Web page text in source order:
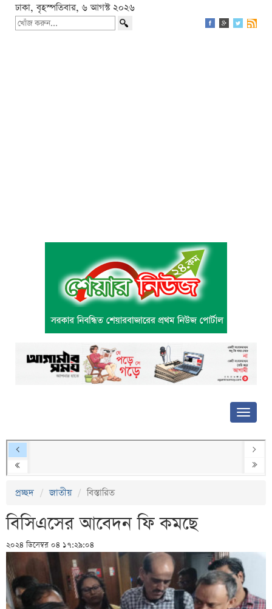
ঢাকা, বৃহস্পতিবার, ৬ আগস্ট ২০২৬
প্রচ্ছদ জাতীয় বিস্তারিত
বিসিএসের আবেদন ফি কমছে
২০২৪ ডিসেম্বর ০৪ ১৭:২৯:০৪